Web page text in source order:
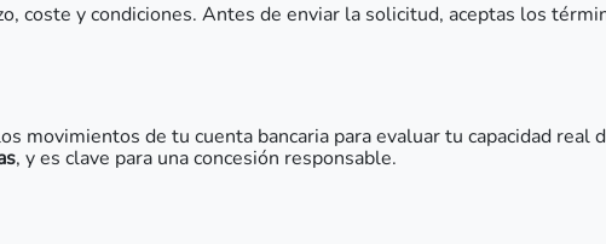
y condiciones. Antes de enviar la solicitud, aceptas los
movimientos de tu cuenta bancaria para evaluar tu capacidad real
, y es clave para una concesión responsable.